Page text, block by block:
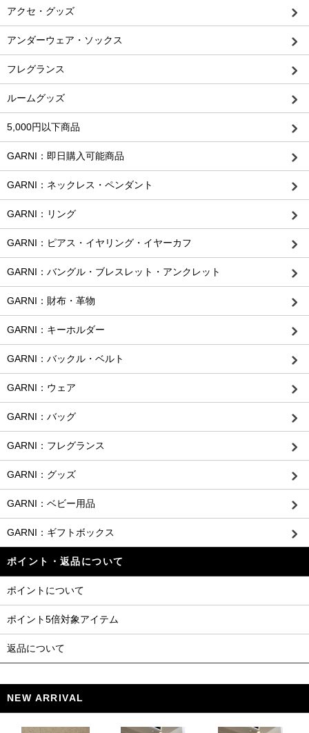
アクセ・グッズ
アンダーウェア・ソックス
フレグランス
ルームグッズ
5,000円以下商品
GARNI：即日購入可能商品
GARNI：ネックレス・ペンダント
GARNI：リング
GARNI：ピアス・イヤリング・イヤーカフ
GARNI：バングル・ブレスレット・アンクレット
GARNI：財布・革物
GARNI：キーホルダー
GARNI：バックル・ベルト
GARNI：ウェア
GARNI：バッグ
GARNI：フレグランス
GARNI：グッズ
GARNI：ベビー用品
GARNI：ギフトボックス
ポイント・返品について
ポイントについて
ポイント5倍対象アイテム
返品について
NEW ARRIVAL